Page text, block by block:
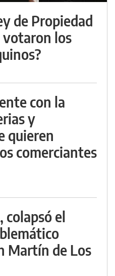
de Propiedad
votaron los
con la
y
quieren
comerciantes
colapsó el
Martín de Los